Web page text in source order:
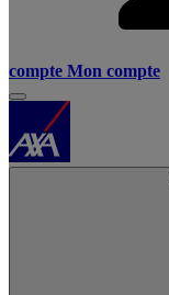
compte Mon compte